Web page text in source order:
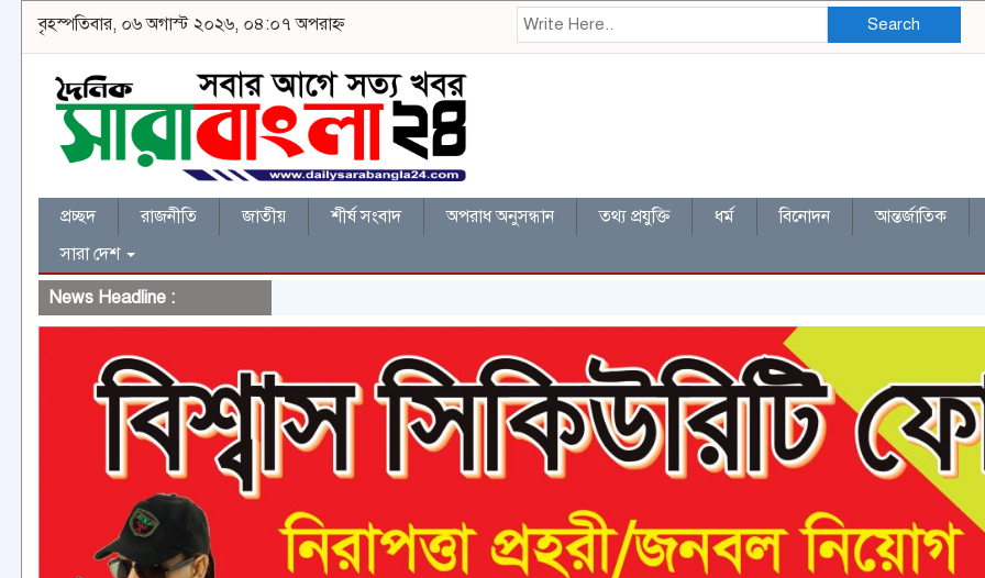
বৃহস্পতিবার, ০৬ অগাস্ট ২০২৬, ০৪:০৭ অপরাহ্ন Search
প্রচ্ছদ রাজনীতি জাতীয় শীর্ষ সংবাদ অপরাধ অনুসন্ধান তথ্য প্রযুক্তি ধর্ম বিনোদন আন্তর্জাতিক
সারা দেশ
News Headline :